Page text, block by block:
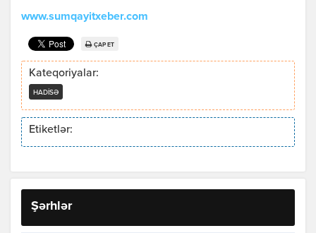
www.sumqayitxeber.com
ÇAP ET
Kateqoriyalar:
HADISƏ
Etiketlər:
Şərhlər